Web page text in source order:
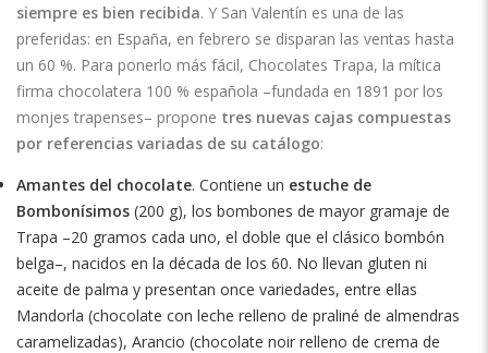
siempre es bien recibida. Y San Valentín es una de las
preferidas: en España, en febrero se disparan las ventas hasta
un 60 %. Para ponerlo más fácil, Chocolates Trapa, la mítica
firma chocolatera 100 % española –fundada en 1891 por los
monjes trapenses– propone tres nuevas cajas compuestas
por referencias variadas de su catálogo:
Amantes del chocolate. Contiene un estuche de
Bombonísimos (200 g), los bombones de mayor gramaje de
Trapa –20 gramos cada uno, el doble que el clásico bombón
belga–, nacidos en la década de los 60. No llevan gluten ni
aceite de palma y presentan once variedades, entre ellas
Mandorla (chocolate con leche relleno de praliné de almendras
caramelizadas), Arancio (chocolate noir relleno de crema de